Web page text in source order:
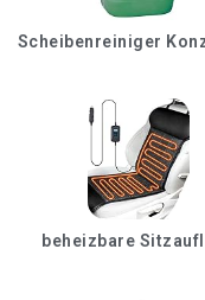
Scheibenreiniger
beheizbare